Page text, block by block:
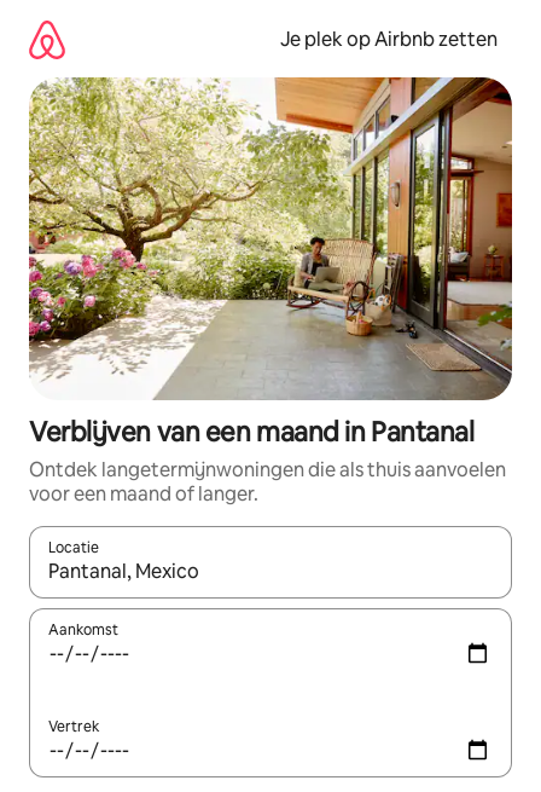
direct
naar
inhoud
Je plek op Airbnb zetten
Verblijven van een maand in Pantanal
Ontdek langetermijnwoningen die als thuis aanvoelen
voor een maand of langer.
Locatie
Wanneer er resultaten beschikbaar zijn, maak je een keuze
Aankomst
Vertrek